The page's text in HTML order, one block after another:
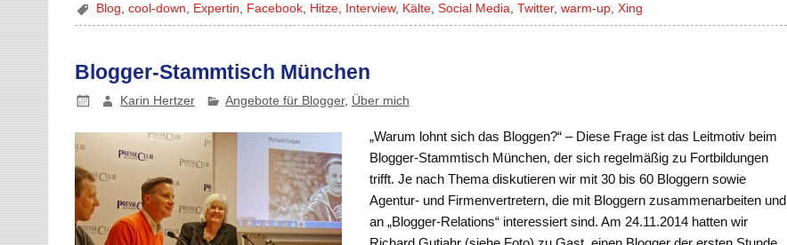
Blog ,cool-down Expertin Facebook Hitze Interview, Kälte ,Social Media ,Twitter,warm-up ,Xing
Blogger-Stammtisch München
Karin Hertzer Angebote für Blogger, Über mich
„Warum lohnt sich das Bloggen?“ – Diese Frage ist das Leitmotiv beim
Blogger-Stammtisch München, der sich regelmäßig zu Fortbildungen
trifft. Je nach Thema diskutieren wir mit 30 bis 60 Bloggern sowie
Agentur- und Firmenvertretern, die mit Bloggern zusammenarbeiten und
an „Blogger-Relations“ interessiert sind. Am 24.11.2014 hatten wir